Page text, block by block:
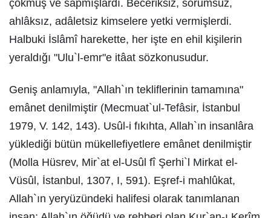
çökmüş ve sapmışlardı. Beceriksiz, sorumsuz,
ahlâksız, adâletsiz kimselere yetki vermişlerdi.
Halbuki İslâmî harekette, her işte en ehil kişilerin
yeraldığı "Ulu`l-emr"e itâat sözkonusudur.
Geniş anlamıyla, "Allah`ın tekliflerinin tamamına"
emânet denilmiştir (Mecmuat`ul-Tefâsir, İstanbul
1979, V. 142, 143). Usûl-i fıkıhta, Allah`ın insanlâra
yüklediği bütün mükellefiyetlere emânet denilmiştir
(Molla Hüsrev, Mir`at el-Usûl fî Şerhi`l Mirkat el-
Vüsûl, İstanbul, 1307, I, 591). Eşref-i mahlûkat,
Allah`ın yeryüzündeki halifesi olarak tanımlanan